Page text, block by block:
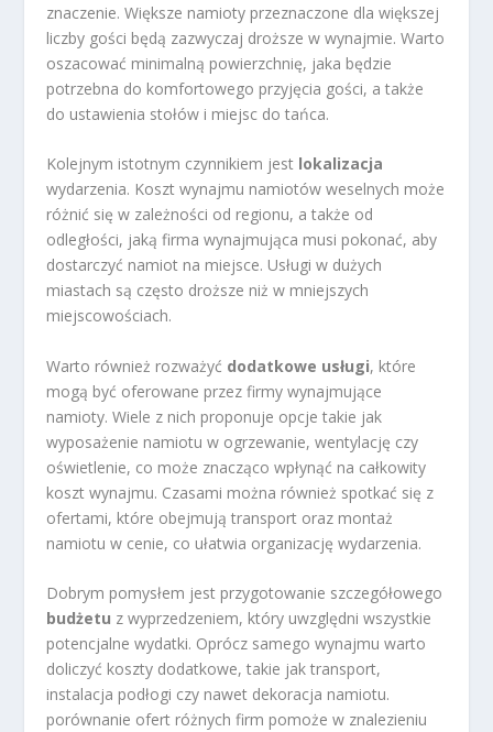
znaczenie. Większe namioty przeznaczone dla większej
liczby gości będą zazwyczaj droższe w wynajmie. Warto
oszacować minimalną powierzchnię, jaka będzie
potrzebna do komfortowego przyjęcia gości, a także
do ustawienia stołów i miejsc do tańca.
Kolejnym istotnym czynnikiem jest lokalizacja
wydarzenia. Koszt wynajmu namiotów weselnych może
różnić się w zależności od regionu, a także od
odległości, jaką firma wynajmująca musi pokonać, aby
dostarczyć namiot na miejsce. Usługi w dużych
miastach są często droższe niż w mniejszych
miejscowościach.
Warto również rozważyć dodatkowe usługi, które
mogą być oferowane przez firmy wynajmujące
namioty. Wiele z nich proponuje opcje takie jak
wyposażenie namiotu w ogrzewanie, wentylację czy
oświetlenie, co może znacząco wpłynąć na całkowity
koszt wynajmu. Czasami można również spotkać się z
ofertami, które obejmują transport oraz montaż
namiotu w cenie, co ułatwia organizację wydarzenia.
Dobrym pomysłem jest przygotowanie szczegółowego
budżetu z wyprzedzeniem, który uwzględni wszystkie
potencjalne wydatki. Oprócz samego wynajmu warto
doliczyć koszty dodatkowe, takie jak transport,
instalacja podłogi czy nawet dekoracja namiotu.
porównanie ofert różnych firm pomoże w znalezieniu